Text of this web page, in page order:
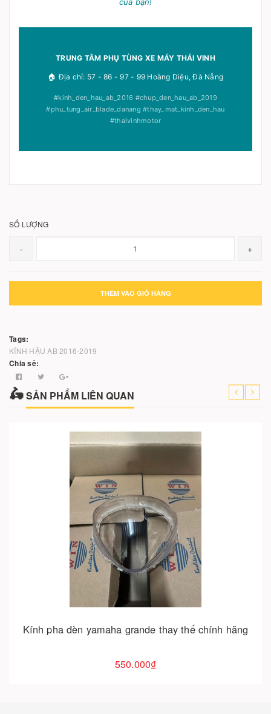
TRUNG TÂM PHỤ TÙNG XE MÁY THÁI VINH
🏠 Địa chỉ: 57 - 86 - 97 - 99 Hoàng Diệu, Đà Nẵng
#kinh_den_hau_ab_2016 #chup_den_hau_ab_2019
#phu_tung_air_blade_danang #thay_mat_kinh_den_hau
#thaivinhmotor
SỐ LƯỢNG
- +
THÊM VÀO GIỎ HÀNG
Tags:
KÍNH HẬU AB 2016-2019
Chia sẻ:
SẢN PHẨM LIÊN QUAN
Kính pha đèn yamaha grande thay thế chính hãng
550.000₫
Cho vào giỏ hàng